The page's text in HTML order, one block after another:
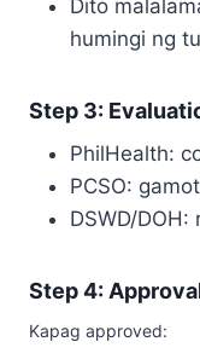
Dito
humingi ng
Step 3:
PhilHealth:
PCSO:
DSWD/
Step 4:
Kapag approved: